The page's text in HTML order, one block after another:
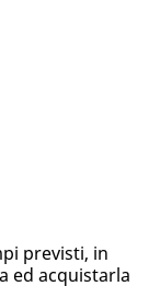
previsti, in
ed acquistarla